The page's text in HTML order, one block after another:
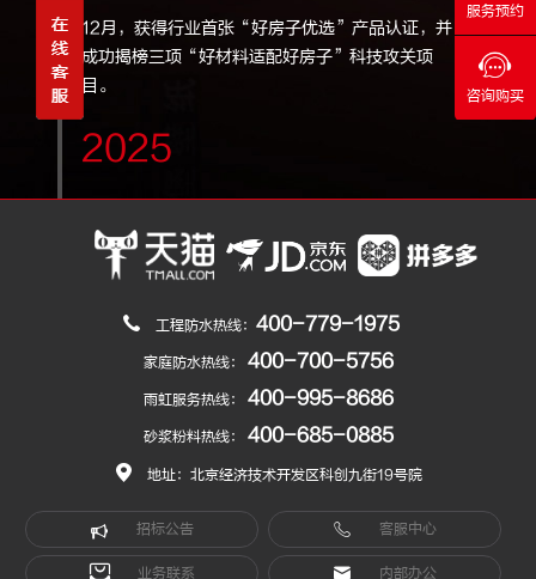
12月，获得行业首张“好房子优选”产品认证，并
成功揭榜三项“好材料适配好房子”科技攻关项
目。
2025
工程防水热线： 400-779-1975
家庭防水热线： 400-700-5756
雨虹服务热线： 400-995-8686
砂浆粉料热线： 400-685-0885
地址：北京经济技术开发区科创九街19号院
招标公告 客服中心
业务联系 内部办公
服务预约
咨询购买